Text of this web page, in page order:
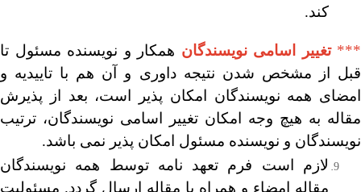
کند.
***تغییر اسامی نویسندگان همکار و نویسنده مسئول تا
قبل از مشخص شدن نتیجه داوری و آن هم با تاییدیه و
امضای همه نویسندگان امکان پذیر است، بعد از پذیرش
مقاله به هیچ وجه امکان تغییر اسامی نویسندگان، ترتیب
نویسندگان و نویسنده مسئول امکان پذیر نمی باشد.
لازم است فرم تعهد نامه توسط همه نویسندگان
مقاله امضاء و همراه با مقاله ارسال گردد. مسئولیت